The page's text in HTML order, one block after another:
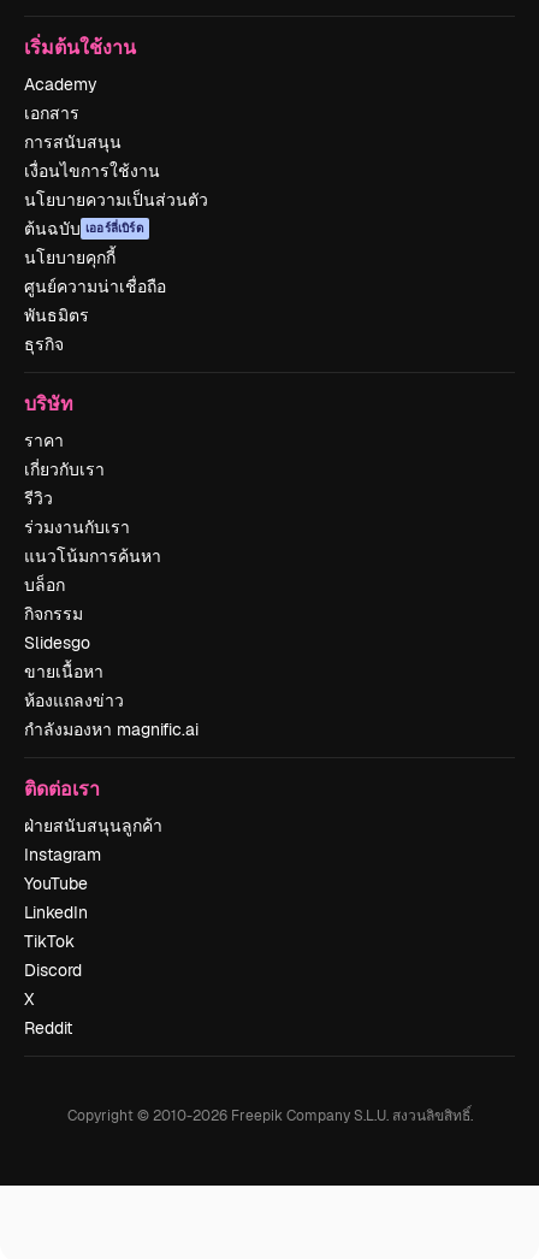
เริ่มต้นใช้งาน
Academy
เอกสาร
การสนับสนุน
เงื่อนไขการใช้งาน
นโยบายความเป็นส่วนตัว
ต้นฉบับ เออร์ลี่เบิร์ด
นโยบายคุกกี้
ศูนย์ความน่าเชื่อถือ
พันธมิตร
ธุรกิจ
บริษัท
ราคา
เกี่ยวกับเรา
รีวิว
ร่วมงานกับเรา
แนวโน้มการค้นหา
บล็อก
กิจกรรม
Slidesgo
ขายเนื้อหา
ห้องแถลงข่าว
กำลังมองหา magnific.ai
ติดต่อเรา
ฝ่ายสนับสนุนลูกค้า
Instagram
YouTube
LinkedIn
TikTok
Discord
X
Reddit
Copyright © 2010-2026Freepik Company S.L.U. สงวนลิขสิทธิ์.